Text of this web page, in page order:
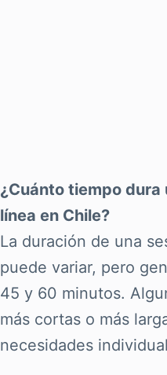
¿Cuánto tiempo dura
línea en Chile?
La duración de una
puede variar, pero
45 y 60 minutos.
más cortas o más
necesidades